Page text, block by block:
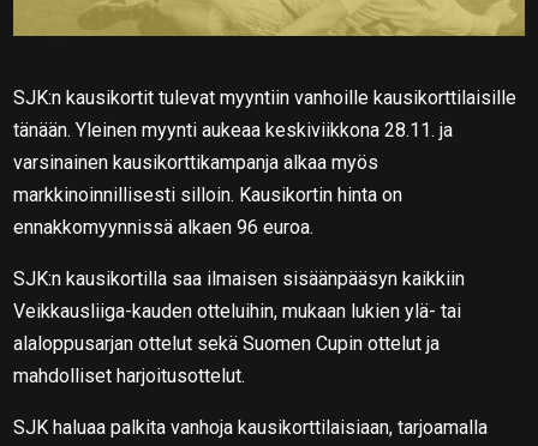
SJK:n kausikortit tulevat myyntiin vanhoille kausikorttilaisille
tänään. Yleinen myynti aukeaa keskiviikkona 28.11. ja
varsinainen kausikorttikampanja alkaa myös
markkinoinnillisesti silloin. Kausikortin hinta on
ennakkomyynnissä alkaen 96 euroa.
SJK:n kausikortilla saa ilmaisen sisäänpääsyn kaikkiin
Veikkausliiga-kauden otteluihin, mukaan lukien ylä- tai
alaloppusarjan ottelut sekä Suomen Cupin ottelut ja
mahdolliset harjoitusottelut.
SJK haluaa palkita vanhoja kausikorttilaisiaan, tarjoamalla